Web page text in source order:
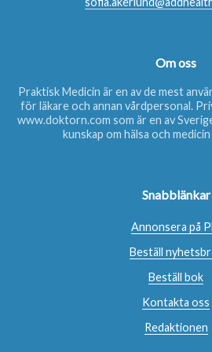
Om oss
Praktisk Medicin är en av de mest
för läkare och annan vårdpersonal.
www.doktorn.com som är en av
kunskap om hälsa och
Snabblänkar
Annonsera på
Beställ
Beställ bok
Kontakta oss
Redaktionen